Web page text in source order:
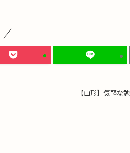
【山形】気軽な